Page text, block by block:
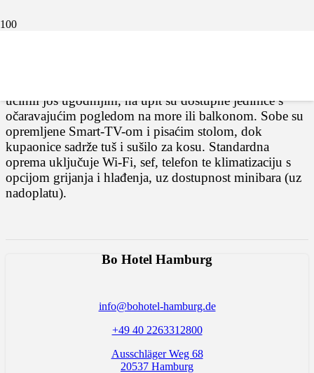
učinili još ugodnijim, na upit su dostupne jedinice s
očaravajućim pogledom na more ili balkonom. Sobe su
opremljene Smart-TV-om i pisaćim stolom, dok
kupaonice sadrže tuš i sušilo za kosu. Standardna
oprema uključuje Wi-Fi, sef, telefon te klimatizaciju s
opcijom grijanja i hlađenja, uz dostupnost minibara (uz
nadoplatu).
Bo Hotel Hamburg
info@bohotel-hamburg.de
+49 40 2263312800
Ausschläger Weg 68
20537 Hamburg